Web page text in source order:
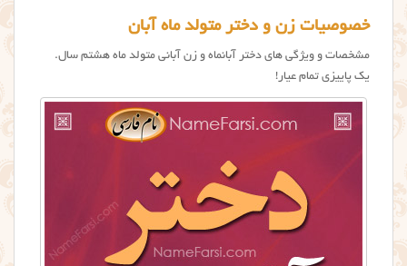
خصوصیات زن و دختر متولد ماه آبان
مشخصات و ویژگی های دختر آبانماه و زن آبانی متولد ماه هشتم سال.
یک پاییزی تمام عیار!